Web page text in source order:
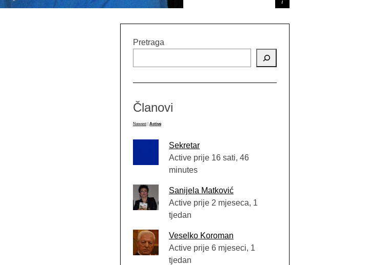
Pretraga
Članovi
Newest Active
Sekretar
Active prije 16 sati, 46
minutes
Sanijela Matković
Active prije 2 mjeseca, 1
tjedan
Veselko Koroman
Active prije 6 mjeseci, 1
tjedan